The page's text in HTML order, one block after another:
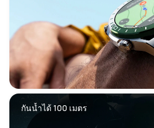
กันน้ำได้ 100 เมตร